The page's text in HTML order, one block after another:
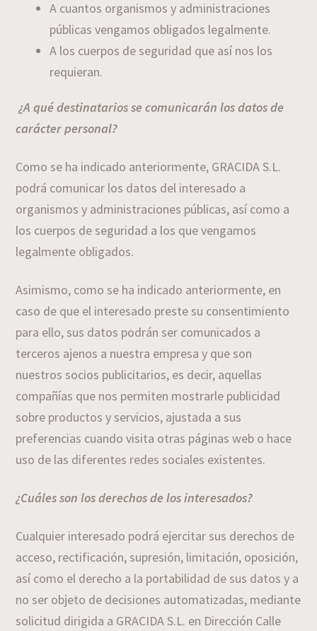
A cuantos organismos y administraciones
públicas vengamos obligados legalmente.
A los cuerpos de seguridad que así nos los
requieran.
¿A qué destinatarios se comunicarán los datos de
carácter personal?
Como se ha indicado anteriormente, GRACIDA S.L.
podrá comunicar los datos del interesado a
organismos y administraciones públicas, así como a
los cuerpos de seguridad a los que vengamos
legalmente obligados.
Asimismo, como se ha indicado anteriormente, en
caso de que el interesado preste su consentimiento
para ello, sus datos podrán ser comunicados a
terceros ajenos a nuestra empresa y que son
nuestros socios publicitarios, es decir, aquellas
compañías que nos permiten mostrarle publicidad
sobre productos y servicios, ajustada a sus
preferencias cuando visita otras páginas web o hace
uso de las diferentes redes sociales existentes.
¿Cuáles son los derechos de los interesados?
Cualquier interesado podrá ejercitar sus derechos de
acceso, rectificación, supresión, limitación, oposición,
así como el derecho a la portabilidad de sus datos y a
no ser objeto de decisiones automatizadas, mediante
solicitud dirigida a GRACIDA S.L. en Dirección Calle